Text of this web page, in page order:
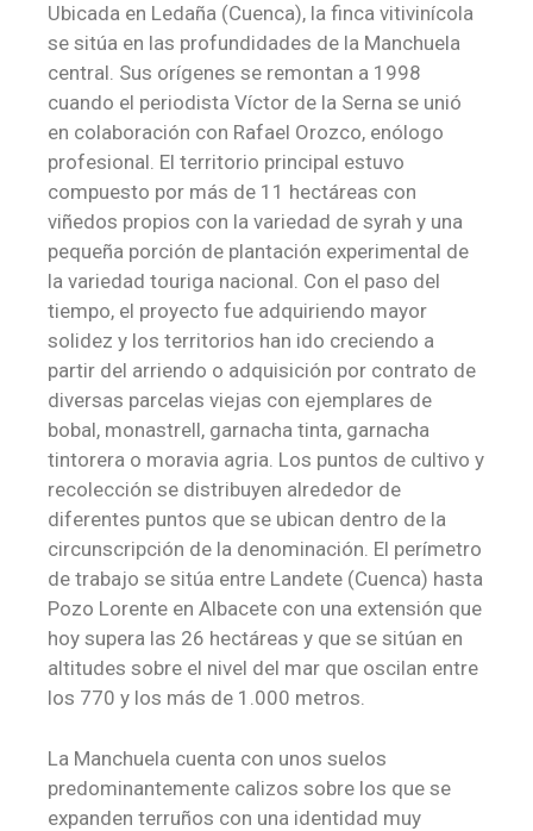
Ubicada en Ledaña (Cuenca), la finca vitivinícola
se sitúa en las profundidades de la Manchuela
central. Sus orígenes se remontan a 1998
cuando el periodista Víctor de la Serna se unió
en colaboración con Rafael Orozco, enólogo
profesional. El territorio principal estuvo
compuesto por más de 11 hectáreas con
viñedos propios con la variedad de syrah y una
pequeña porción de plantación experimental de
la variedad touriga nacional. Con el paso del
tiempo, el proyecto fue adquiriendo mayor
solidez y los territorios han ido creciendo a
partir del arriendo o adquisición por contrato de
diversas parcelas viejas con ejemplares de
bobal, monastrell, garnacha tinta, garnacha
tintorera o moravia agria. Los puntos de cultivo y
recolección se distribuyen alrededor de
diferentes puntos que se ubican dentro de la
circunscripción de la denominación. El perímetro
de trabajo se sitúa entre Landete (Cuenca) hasta
Pozo Lorente en Albacete con una extensión que
hoy supera las 26 hectáreas y que se sitúan en
altitudes sobre el nivel del mar que oscilan entre
los 770 y los más de 1.000 metros.
La Manchuela cuenta con unos suelos
predominantemente calizos sobre los que se
expanden terruños con una identidad muy